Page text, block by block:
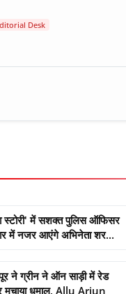
Public
Desk
स्टोरी' में सशक्त पुलिस ऑफिसर
में नजर आएंगे अभिनेता शर...
ने ग्रीन ने ऑन साड़ी में रेड
मचाया धमाल, Allu Arjun